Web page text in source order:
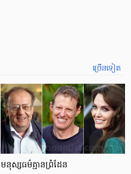
ច្រើនទៀត
មនុស្ស​ធម៌​គ្មាន​ព្រំដែន